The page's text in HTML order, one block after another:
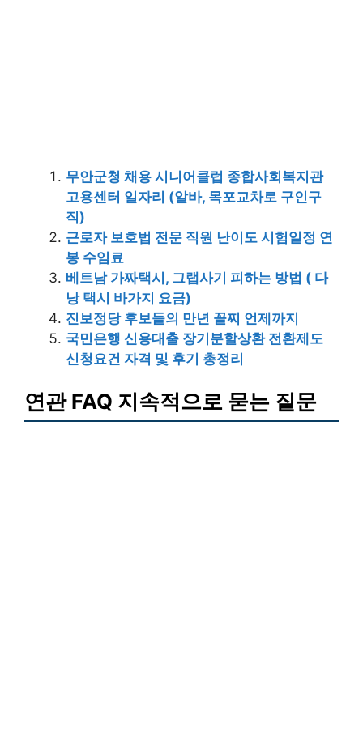
무안군청 채용 시니어클럽 종합사회복지관
고용센터 일자리 (알바, 목포교차로 구인구
직)
근로자 보호법 전문 직원 난이도 시험일정 연
봉 수임료
베트남 가짜택시, 그랩사기 피하는 방법 ( 다
낭 택시 바가지 요금)
진보정당 후보들의 만년 꼴찌 언제까지
국민은행 신용대출 장기분할상환 전환제도
신청요건 자격 및 후기 총정리
연관 FAQ 지속적으로 묻는 질문